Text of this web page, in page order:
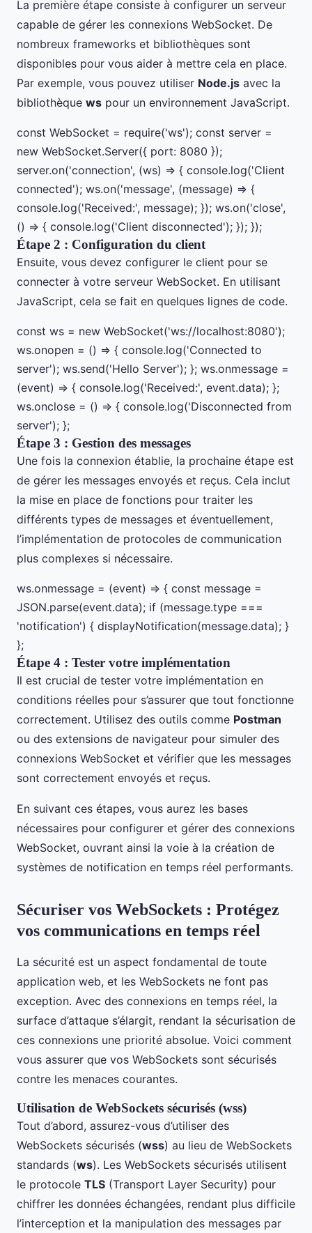
La première étape consiste à configurer un serveur
capable de gérer les connexions WebSocket. De
nombreux frameworks et bibliothèques sont
disponibles pour vous aider à mettre cela en place.
Par exemple, vous pouvez utiliser Node.js avec la
bibliothèque ws pour un environnement JavaScript.
const WebSocket = require('ws'); const server =
new WebSocket.Server({ port: 8080 });
server.on('connection', (ws) => { console.log('Client
connected'); ws.on('message', (message) => {
console.log('Received:', message); }); ws.on('close',
() => { console.log('Client disconnected'); }); });
Étape 2 : Configuration du client
Ensuite, vous devez configurer le client pour se
connecter à votre serveur WebSocket. En utilisant
JavaScript, cela se fait en quelques lignes de code.
const ws = new WebSocket('ws://localhost:8080');
ws.onopen = () => { console.log('Connected to
server'); ws.send('Hello Server'); }; ws.onmessage =
(event) => { console.log('Received:', event.data); };
ws.onclose = () => { console.log('Disconnected from
server'); };
Étape 3 : Gestion des messages
Une fois la connexion établie, la prochaine étape est
de gérer les messages envoyés et reçus. Cela inclut
la mise en place de fonctions pour traiter les
différents types de messages et éventuellement,
l’implémentation de protocoles de communication
plus complexes si nécessaire.
ws.onmessage = (event) => { const message =
JSON.parse(event.data); if (message.type ===
'notification') { displayNotification(message.data); }
};
Étape 4 : Tester votre implémentation
Il est crucial de tester votre implémentation en
conditions réelles pour s’assurer que tout fonctionne
correctement. Utilisez des outils comme Postman
ou des extensions de navigateur pour simuler des
connexions WebSocket et vérifier que les messages
sont correctement envoyés et reçus.
En suivant ces étapes, vous aurez les bases
nécessaires pour configurer et gérer des connexions
WebSocket, ouvrant ainsi la voie à la création de
systèmes de notification en temps réel performants.
Sécuriser vos WebSockets : Protégez
vos communications en temps réel
La sécurité est un aspect fondamental de toute
application web, et les WebSockets ne font pas
exception. Avec des connexions en temps réel, la
surface d’attaque s’élargit, rendant la sécurisation de
ces connexions une priorité absolue. Voici comment
vous assurer que vos WebSockets sont sécurisés
contre les menaces courantes.
Utilisation de WebSockets sécurisés (wss)
Tout d’abord, assurez-vous d’utiliser des
WebSockets sécurisés (wss) au lieu de WebSockets
standards (ws). Les WebSockets sécurisés utilisent
le protocole TLS (Transport Layer Security) pour
chiffrer les données échangées, rendant plus difficile
l’interception et la manipulation des messages par